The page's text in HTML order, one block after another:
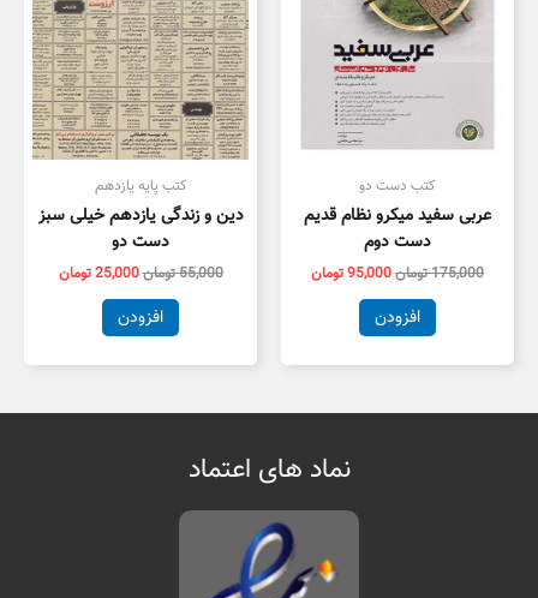
کتب دست دو
عربی سفید میکرو نظام قدیم
دست دوم
175,000تومان95,000تومان
افزودن
کتب پایه یازدهم
دین و زندگی یازدهم خیلی سبز
دست دو
55,000تومان25,000تومان
افزودن
نماد های اعتماد